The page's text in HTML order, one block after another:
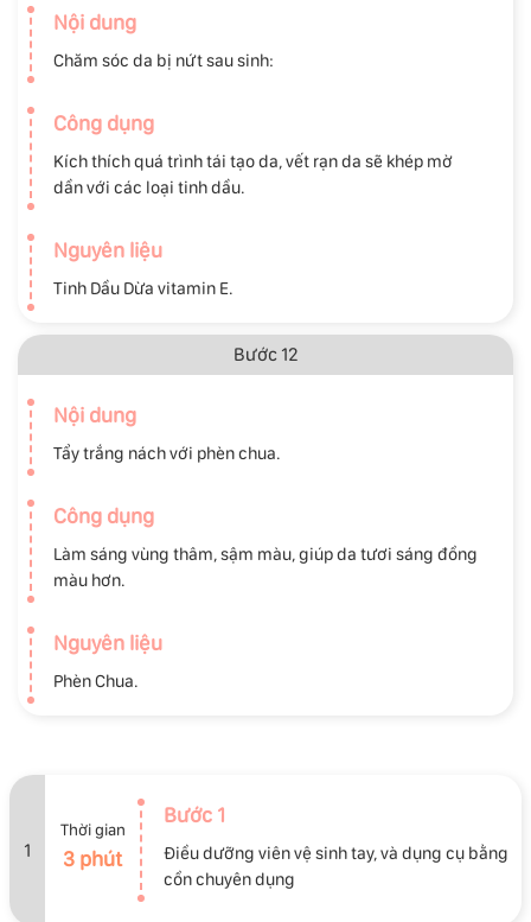
Nội dung
Chăm sóc da bị nứt sau sinh:
Công dụng
Kích thích quá trình tái tạo da, vết rạn da sẽ khép mờ
dần với các loại tinh dầu.
Nguyên liệu
Tinh Dầu Dừa vitamin E.
Bước 12
Nội dung
Tẩy trắng nách với phèn chua.
Công dụng
Làm sáng vùng thâm, sậm màu, giúp da tươi sáng đồng
màu hơn.
Nguyên liệu
Phèn Chua.
1
Thời gian
3 phút
Bước 1
Điều dưỡng viên vệ sinh tay, và dụng cụ bằng
cồn chuyên dụng